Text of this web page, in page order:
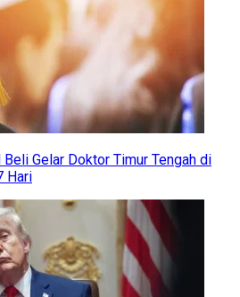
Gelar Doktor Timur Tengah di
Hari